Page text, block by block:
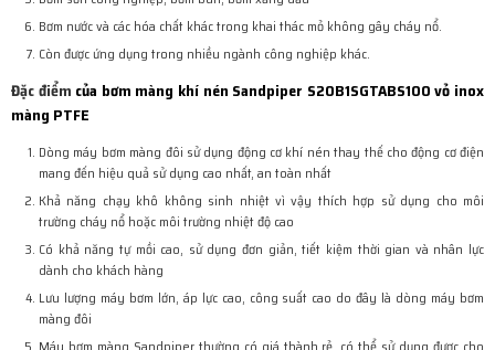
Bơm nước và các hóa chất khác trong khai thác mỏ không gây cháy nổ.
Còn được ứng dụng trong nhiều ngành công nghiệp khác.
Đặc điểm của bơm màng khí nén Sandpiper S20B1SGTABS100 vỏ inox
màng PTFE
Dòng máy bơm màng đôi sử dụng động cơ khí nén thay thế cho động cơ điện
mang đến hiệu quả sử dụng cao nhất, an toàn nhất
Khả năng chạy khô không sinh nhiệt vì vậy thích hợp sử dụng cho môi
trường cháy nổ hoặc môi trường nhiệt độ cao
Có khả năng tự mồi cao, sử dụng đơn giản, tiết kiệm thời gian và nhân lực
dành cho khách hàng
Lưu lượng máy bơm lớn, áp lực cao, công suất cao do đây là dòng máy bơm
màng đôi